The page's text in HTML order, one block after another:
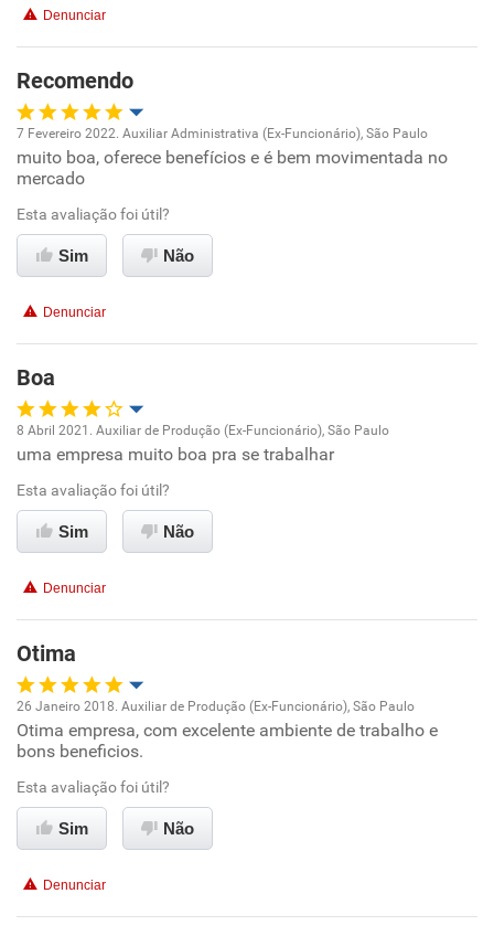
Não recomenda esta empresa
Não recomenda a diretoria
Denunciar
Recomendo
Oportunidade de promoção
Ambiente de trabalho
Conciliação com a vida familiar
Recomenda a diretoria
7 Fevereiro 2022. Auxiliar Administrativa (Ex-Funcionário), São Paulo
muito boa, oferece benefícios e é bem movimentada no
mercado
Esta avaliação foi útil?
Sim Não
Denunciar
Boa
Oportunidade de promoção
Ambiente de trabalho
Benefícios
Recomenda esta empresa
Recomenda a diretoria
8 Abril 2021. Auxiliar de Produção (Ex-Funcionário), São Paulo
uma empresa muito boa pra se trabalhar
Esta avaliação foi útil?
Sim Não
Denunciar
Otima
Oportunidade de promoção
Ambiente de trabalho
Conciliação com a vida familiar
26 Janeiro 2018. Auxiliar de Produção (Ex-Funcionário), São Paulo
Otima empresa, com excelente ambiente de trabalho e
bons beneficios.
Esta avaliação foi útil?
Sim Não
Denunciar